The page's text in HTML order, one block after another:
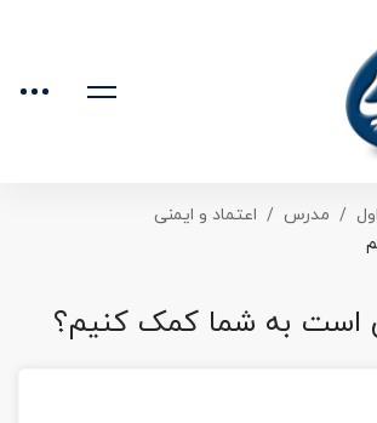
مدرس
اعتماد و ایمنی
است به شما کمک کنیم؟